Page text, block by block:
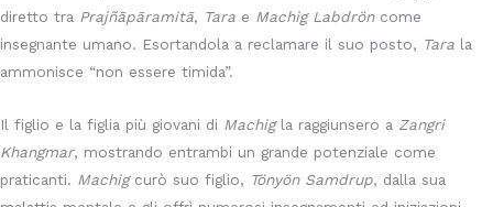
diretto tra Prajñāpāramitā, Tara e Machig Labdröncome
insegnante umano. Esortandola a reclamare il suo posto, Tara la
ammonisce “non essere timida”.
Il figlio e la figlia più giovani di Machigla raggiunsero a Zangri
Khangmar, mostrando entrambi un grande potenziale come
praticanti. Machigcurò suo figlio, Tönyön Samdrup, dalla sua